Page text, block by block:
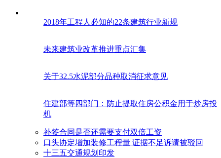
2018年工程人必知的22条建筑行业新规
未来建筑业改革推进重点汇集
关于32.5水泥部分品种取消征求意见
住建部等四部门：防止提取住房公积金用于炒房投
机
补签合同是否还需要支付双倍工资
口头协定增加装修工程量 证据不足诉请被驳回
十三五交通规划印发